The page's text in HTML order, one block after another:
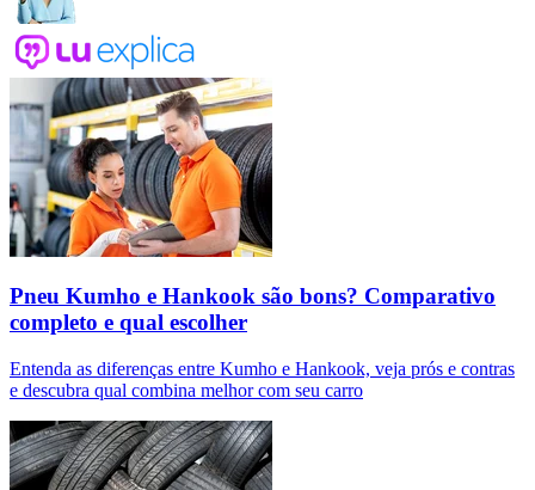
Pneu Kumho e Hankook são bons? Comparativo
completo e qual escolher
Entenda as diferenças entre Kumho e Hankook, veja prós e contras
e descubra qual combina melhor com seu carro